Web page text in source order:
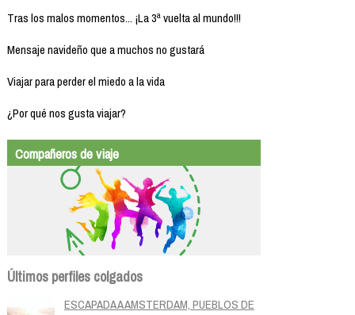
Tras los malos momentos... ¡La 3ª vuelta al mundo!!!
Mensaje navideño que a muchos no gustará
Viajar para perder el miedo a la vida
¿Por qué nos gusta viajar?
Compañeros de viaje
Últimos perfiles colgados
ESCAPADA A AMSTERDAM, PUEBLOS DE